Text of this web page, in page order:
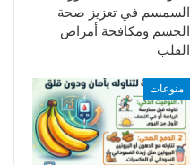
السمسم في تعزيز صحة
الجسم ومكافحة أمراض
القلب
منوعات